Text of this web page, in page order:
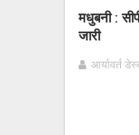
मधुबनी :
जारी
आर्यावर्त